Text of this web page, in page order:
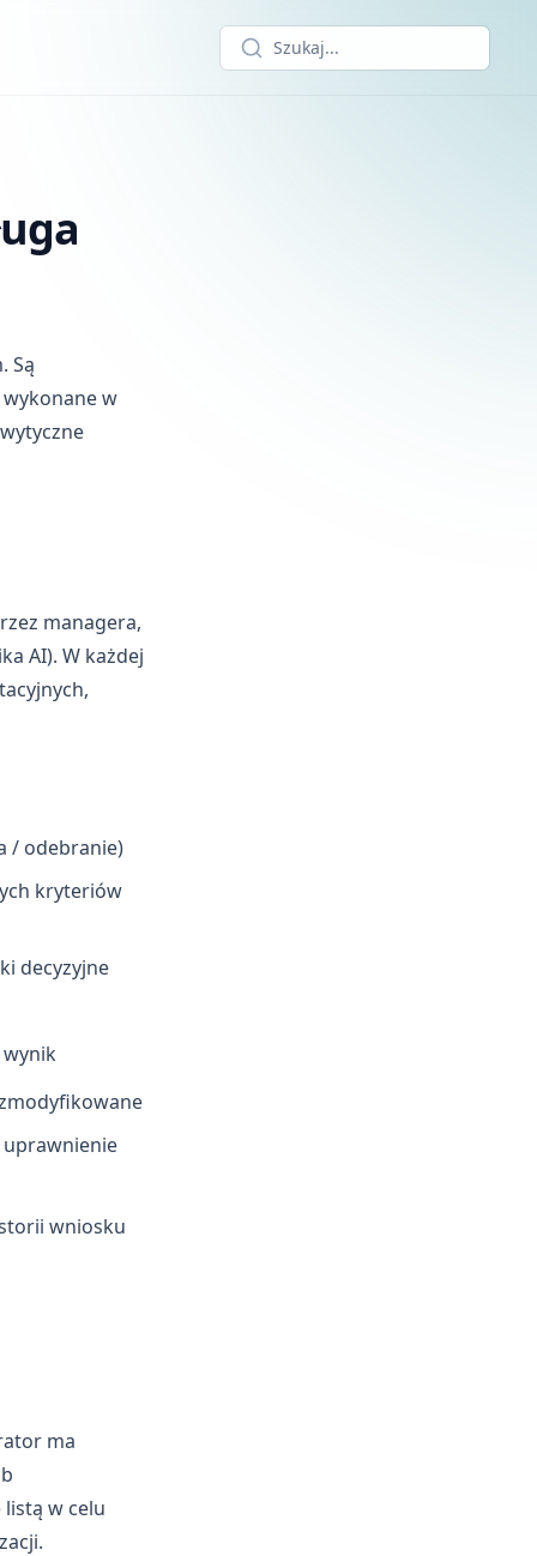
Szukaj...
Są
w
managera,
AI). W każdej
/ odebranie)
kryteriów
decyzyjne
wynik
wniosku
ma
w celu